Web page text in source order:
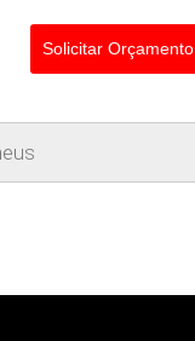
Solicitar Orçamento